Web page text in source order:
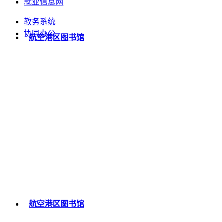
就业信息网
教务系统
协同办公
航空港区图书馆
航空港区图书馆